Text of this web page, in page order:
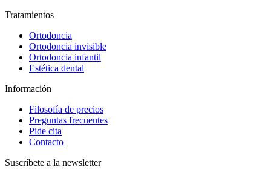
Tratamientos
Ortodoncia
Ortodoncia invisible
Ortodoncia infantil
Estética dental
Información
Filosofía de precios
Preguntas frecuentes
Pide cita
Contacto
Suscríbete a la newsletter